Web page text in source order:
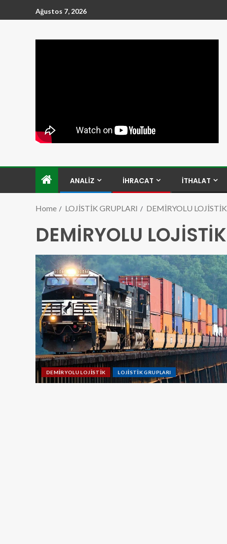
Ağustos 7, 2026
ANALİZ İHRACAT İTHALAT
Home LOJİSTİK GRUPLARI DEMİRYOLU LOJİSTİK
DEMİRYOLU LOJİSTİK
DEMİRYOLU LOJİSTİK LOJİSTİK GRUPLARI